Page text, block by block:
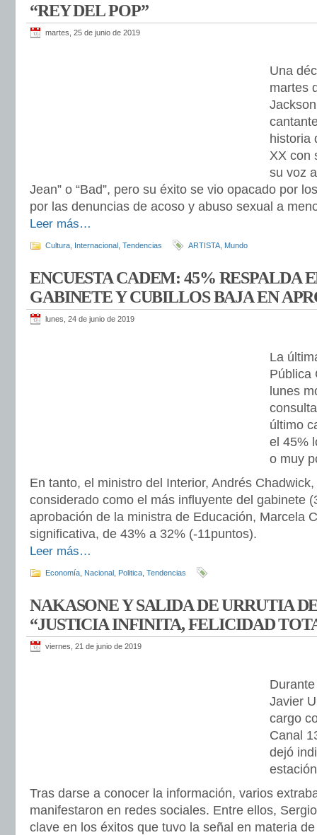
“REY DEL POP”
martes, 25 de junio de 2019
Una
martes
historia
XX con
su voz
Jean” o “Bad”, pero su éxito se vio opacado por
por las denuncias de acoso y abuso sexual a
Leer más…
Cultura Internacional Tendencias ARTISTA Mundo
ENCUESTA CADEM: 45% RESPALDA
GABINETE Y CUBILLOS BAJA EN
lunes, 24 de junio de 2019
La
Pública
lunes
último
el 45%
o muy
En tanto, el ministro del Interior, Andrés
considerado como el más influyente del gabinete
aprobación de la ministra de Educación, Marcela
significativa, de 43% a 32% (-11puntos).
Leer más…
Economía Nacional Politica Tendencias
NAKASONE Y SALIDA DE URRUTIA
“JUSTICIA INFINITA, FELICIDAD
viernes, 21 de junio de 2019
Javier
cargo
Canal
dejó
Tras darse a conocer la información, varios
manifestaron en redes sociales. Entre ellos,
clave en los éxitos que tuvo la señal en materia